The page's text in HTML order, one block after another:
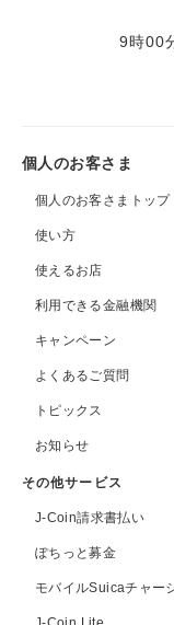
9時00
個人のお客さま
個人のお客さまトップ
使い方
使えるお店
利用できる金融機関
キャンペーン
よくあるご質問
トピックス
お知らせ
その他サービス
J-Coin請求書払い
ぽちっと募金
モバイルSuicaチャー